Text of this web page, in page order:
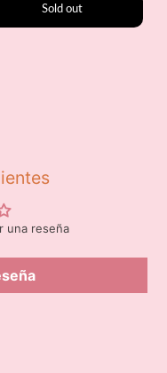
Sold out
una reseña